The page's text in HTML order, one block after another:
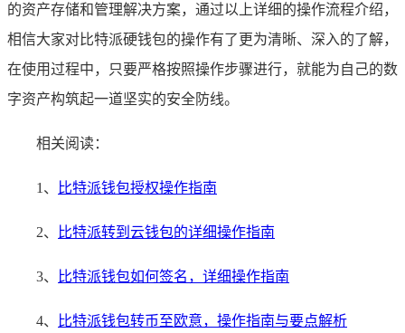
的资产存储和管理解决方案，通过以上详细的操作流程介绍，
相信大家对比特派硬钱包的操作有了更为清晰、深入的了解，
在使用过程中，只要严格按照操作步骤进行，就能为自己的数
字资产构筑起一道坚实的安全防线。
相关阅读：
1、 比特派钱包授权操作指南
2、 比特派转到云钱包的详细操作指南
3、 比特派钱包如何签名，详细操作指南
4、 比特派钱包转币至欧意，操作指南与要点解析